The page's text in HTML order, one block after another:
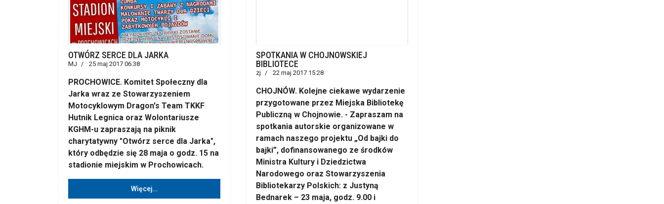
OTWÓRZ SERCE DLA JARKA
MJ 25 maj 2017 06:38
PROCHOWICE. Komitet Społeczny dla
Jarka wraz ze Stowarzyszeniem
Motocyklowym Dragon's Team TKKF
Hutnik Legnica oraz Wolontariusze
KGHM-u zapraszają na piknik
charytatywny "Otwórz serce dla Jarka",
który odbędzie się 28 maja o godz. 15 na
stadionie miejskim w Prochowicach.
Więcej…
SPOTKANIA W CHOJNOWSKIEJ
BIBLIOTECE
zj 22 maj 2017 15:28
CHOJNÓW. Kolejne ciekawe wydarzenie
przygotowane przez Miejska Bibliotekę
Publiczną w Chojnowie. - Zapraszam na
spotkania autorskie organizowane w
ramach naszego projektu „Od bajki do
bajki”, dofinansowanego ze środków
Ministra Kultury i Dziedzictwa
Narodowego oraz Stowarzyszenia
Bibliotekarzy Polskich: z Justyną
Bednarek – 23 maja, godz. 9.00 i